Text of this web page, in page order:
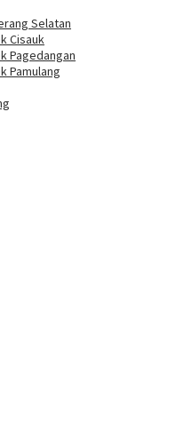
Selatan
Cisauk
Pagedangan
Pamulang